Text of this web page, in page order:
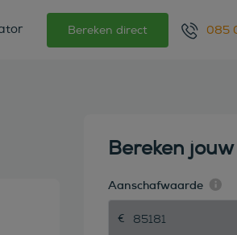
Bereken direct 085
Bereken
Aanschafwaarde